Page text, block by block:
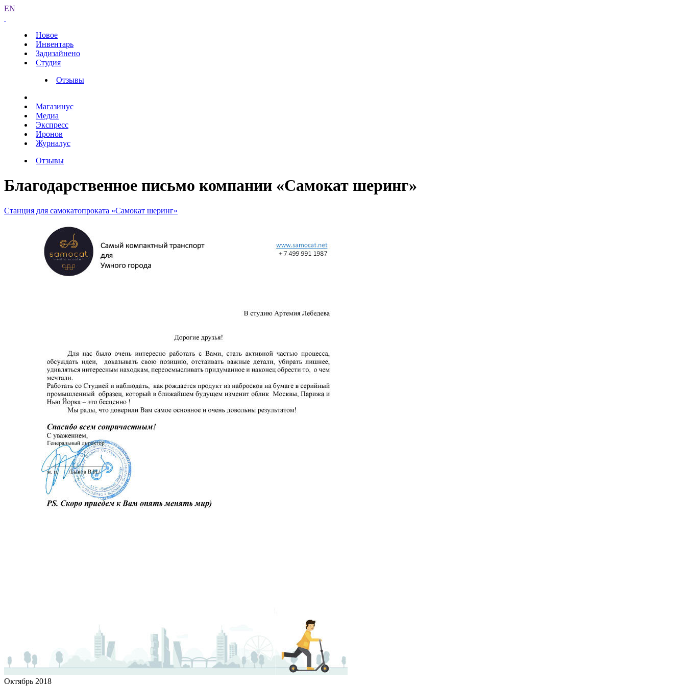
EN
Новое
Инвентарь
Задизайнено
Студия
Отзывы
Магазинус
Медиа
Экспресс
Иронов
Журналус
Отзывы
Благодарственное письмо компании «Самокат шеринг»
Станция для самокатопроката «Самокат шеринг»
Октябрь 2018